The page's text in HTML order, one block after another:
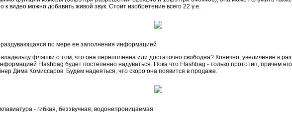
к видео можно добавить живой звук. Стоит изобретение всего 22 у.е.
по мере ее заполнения информацией
флэшки о том, что она переполнена или достаточно свободна? Конечно, увеличение в
Flashbag будет постепенно надуваться. Пока что Flashbag - только прототип, причем
Дима Комиссаров. Будем надеяться, что скоро она появится в продаже.
- гибкая, беззвучная, водонепроницаемая